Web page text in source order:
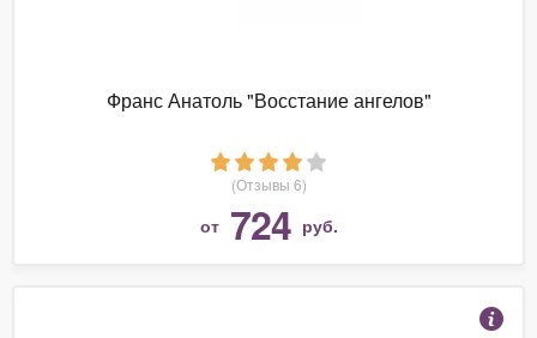
Франс Анатоль "Восстание ангелов"
(Отзывы 6)
от 724 руб.